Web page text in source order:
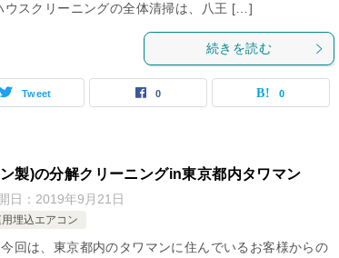
ウスクリーニングの全体清掃は、八王 […]
続きを読む
Tweet 0 0
製)の分解クリーニングin東京都内タワマン
日： 2019年9月21日
埋込エアコン
回は、東京都内のタワマンに住んでいるお客様からの